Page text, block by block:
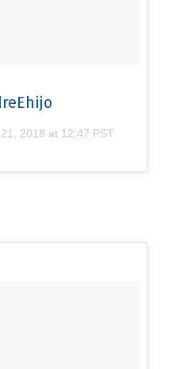
2018 at 12:47 PST